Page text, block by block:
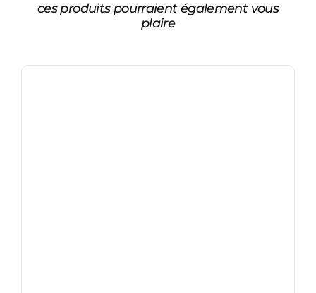
ces produits pourraient également vous
plaire